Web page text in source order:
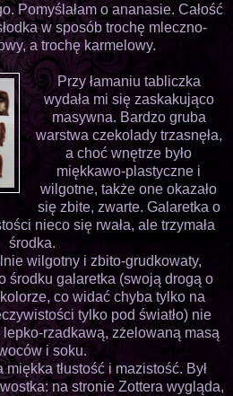
Pomyślałam o ananasie. Całość
w sposób trochę mleczno-
a trochę karmelowy.
Przy łamaniu tabliczka
wydała mi się zaskakująco
masywna. Bardzo gruba
warstwa czekolady trzasnęła,
a choć wnętrze było
miękkawo-plastyczne i
wilgotne, także one okazało
się zbite, zwarte. Galaretka o
nieco się rwała, ale trzymała
środka.
wilgotny i zbito-grudkowaty,
środku galaretka (swoją drogą o
co widać chyba tylko na
tylko pod światło) nie
lepko-rzadkawą, zżelowaną masą
i soku.
tłustość i mazistość. Był
na stronie Zottera wygląda,